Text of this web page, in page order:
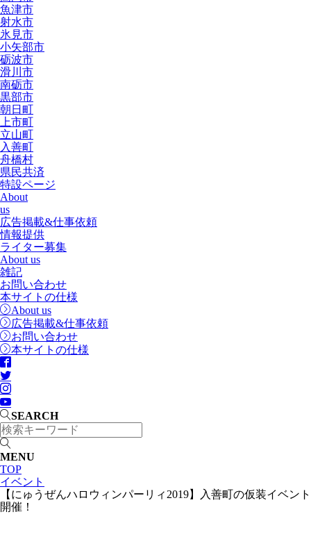
魚津市
射水市
氷見市
小矢部市
砺波市
滑川市
南砺市
黒部市
朝日町
上市町
立山町
入善町
舟橋村
県民共済
特設ページ
About
us
広告掲載&仕事依頼
情報提供
ライター募集
About us
雑記
お問い合わせ
本サイトの仕様
About us
広告掲載&仕事依頼
お問い合わせ
本サイトの仕様
SEARCH
MENU
TOP
イベント
【にゅうぜんハロウィンパーリィ2019】入善町の仮装イベント
開催！